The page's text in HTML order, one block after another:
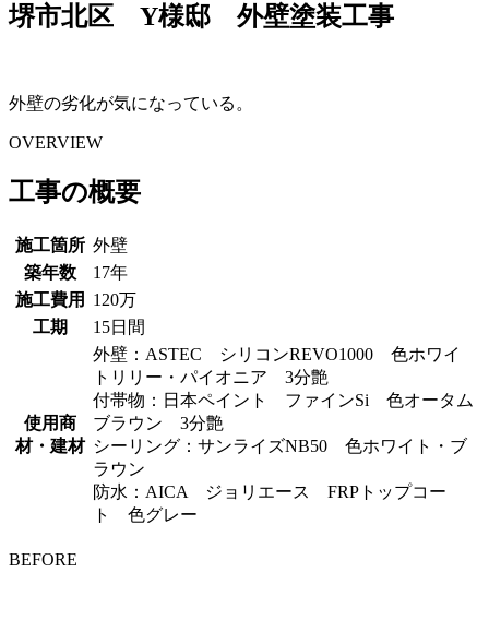
堺市北区 Y様邸 外壁塗装工事
外壁の劣化が気になっている。
OVERVIEW
工事の概要
施工箇所 外壁
築年数
17年
施工費用
120万
工期
15日間
使用商
材・建材
外壁：ASTEC シリコンREVO1000 色ホワイ
トリリー・パイオニア 3分艶
付帯物：日本ペイント ファインSi 色オータム
ブラウン 3分艶
シーリング：サンライズNB50 色ホワイト・ブ
ラウン
防水：AICA ジョリエース FRPトップコー
ト 色グレー
BEFORE